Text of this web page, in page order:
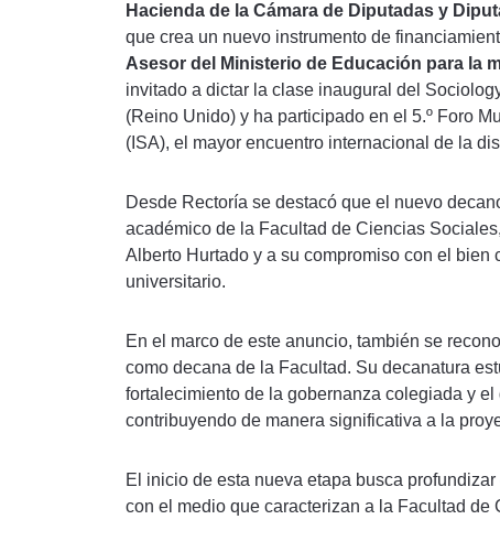
Hacienda de la Cámara de Diputadas y
que crea un nuevo instrumento de
Asesor del Ministerio de Educación para la
invitado a dictar la clase inaugural del
(Reino Unido) y ha participado en el 5.º Foro
(ISA), el mayor encuentro internacional de la
Desde Rectoría se destacó que el nuevo
académico de la Facultad de Ciencias
Alberto Hurtado y a su compromiso con el
universitario.
En el marco de este anuncio, también se
como decana de la Facultad. Su decanatura
fortalecimiento de la gobernanza colegiada y
contribuyendo de manera significativa a la
El inicio de esta nueva etapa busca
con el medio que caracterizan a la Facultad